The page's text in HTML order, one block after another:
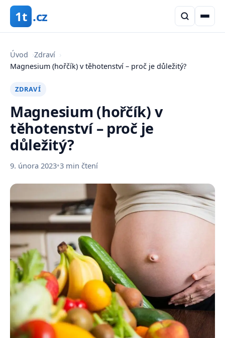
1t .cz
Úvod ›Zdraví ›
Magnesium (hořčík) v těhotenství – proč je důležitý?
ZDRAVÍ
Magnesium (hořčík) v
těhotenství – proč je
důležitý?
9. února 2023•3 min čtení